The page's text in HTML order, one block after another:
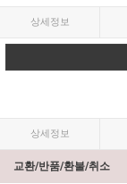
상세정보
상세정보
교환/반품/환불/취소